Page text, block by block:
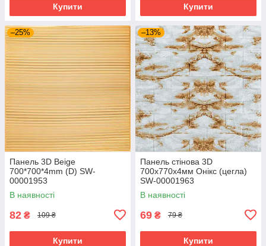
Купити Купити
–25%
Панель 3D Beige
700*700*4mm (D) SW-
00001953
В наявності
82 ₴ 109 ₴
Купити
–13%
Панель стінова 3D
700х770х4мм Онікс (цегла)
SW-00001963
В наявності
69 ₴ 79 ₴
Купити